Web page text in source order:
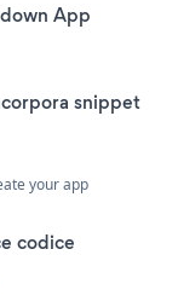
App
snippet
your app
codice